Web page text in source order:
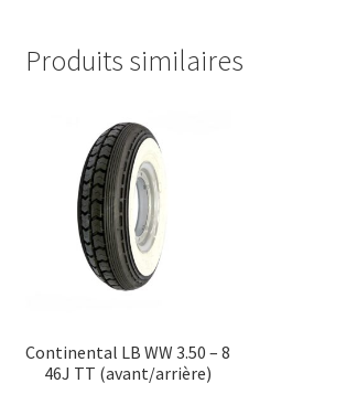
Produits similaires
Continental LB WW 3.50 – 8
46J TT (avant/arrière)